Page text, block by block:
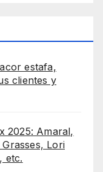
estafa,
clientes y
2025: Amaral,
Lori
etc.